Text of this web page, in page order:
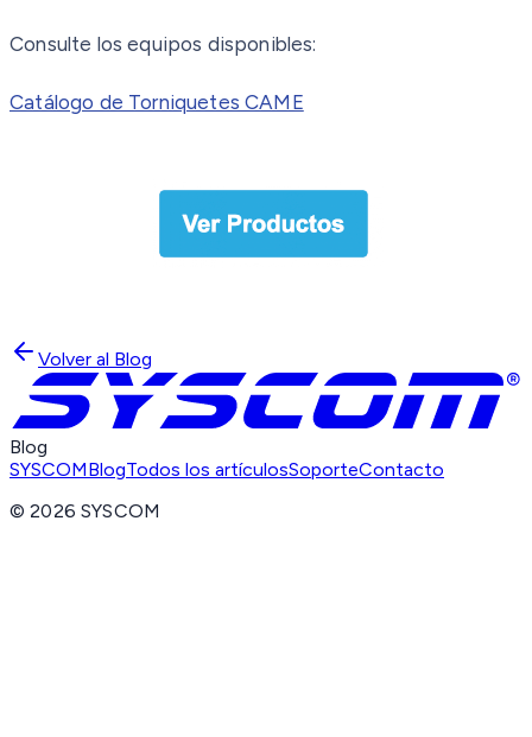
Consulte los equipos disponibles:
Catálogo de Torniquetes CAME
Volver al Blog
Blog
SYSCOMBlogTodos los artículosSoporteContacto
©2026 SYSCOM